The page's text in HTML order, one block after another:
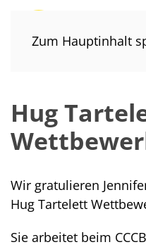
Zum Hauptinhalt
Hug
Wir gratulieren
Hug Tartelett
Sie arbeitet beim